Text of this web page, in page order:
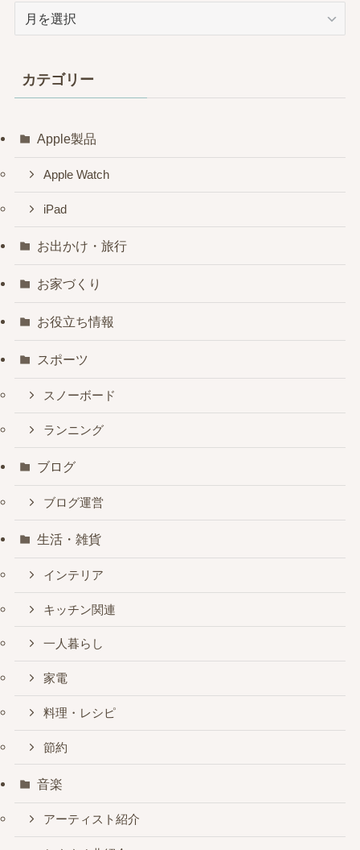
ブ
カテゴリー
Apple製品
Apple Watch
iPad
お出かけ・旅行
お家づくり
お役立ち情報
スポーツ
スノーボード
ランニング
ブログ
ブログ運営
生活・雑貨
インテリア
キッチン関連
一人暮らし
家電
料理・レシピ
節約
音楽
アーティスト紹介